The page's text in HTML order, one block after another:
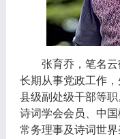
张育乔，笔名云
长期从事党政工作
县级副处级干部等
诗词学会会员、中
常务理事及诗词世